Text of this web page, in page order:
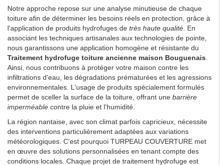
Notre approche repose sur une analyse minutieuse de chaque
toiture afin de déterminer les besoins réels en protection, grâce à
l'application de produits hydrofuges de très haute qualité . En
associant les techniques artisanales aux technologies de pointe,
nous garantissons une application homogène et résistante du
Traitement hydrofuge toiture ancienne maison Bouguenais
Ainsi, nous contribuons à protéger votre maison contre les
infiltrations d'eau, les dégradations prématurées et les agressions
environnementales. L'usage de produits spécialement formulés
permet de sceller la surface de la toiture, offrant une barrière
imperméable contre la pluie et l'humidité.
La région nantaise, avec son climat parfois capricieux, nécessite
des interventions particulièrement adaptées aux variations
météorologiques. C'est pourquoi TURPEAU COUVERTURE met
en œuvre des solutions personnalisées en tenant compte des
conditions locales. Chaque projet de traitement hydrofuge est